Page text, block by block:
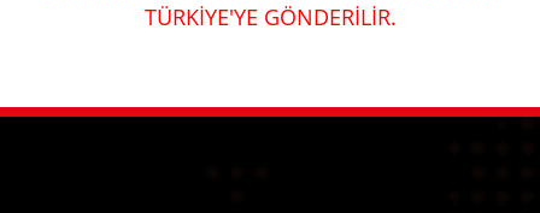
TÜRKİYE'YE GÖNDERİLİR.